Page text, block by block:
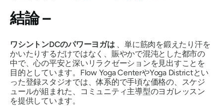
結論 –
ワシントンDCのパワーヨガは 、単に筋肉を鍛えたり汗を
かいたりするだけではなく、賑やかで混沌とした都市の
中で、心の平安と深いリラクゼーションを見出すことを
目的としています。Flow Yoga CenterやYoga Districtとい
った登録スタジオでは、体系的で手頃な価格の、スケジ
ュールが組まれた、コミュニティ主導型のヨガレッスン
を提供しています。